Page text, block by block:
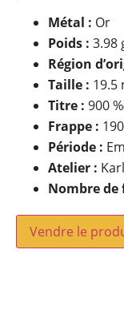
Métal : Or
Poids : 3.98
Région
Taille : 19.5
Titre : 900
Frappe :
Période :
Atelier :
Nombre de
Vendre le